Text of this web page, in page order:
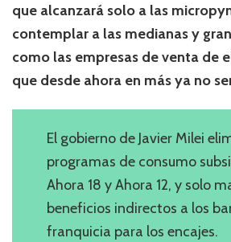
que alcanzará solo a las
contemplar a las medianas y
como las empresas de venta de
que desde ahora en más ya no
El gobierno de Javier Milei
programas de consumo
Ahora 18 y Ahora 12, y solo
beneficios indirectos a los
franquicia para los encajes.